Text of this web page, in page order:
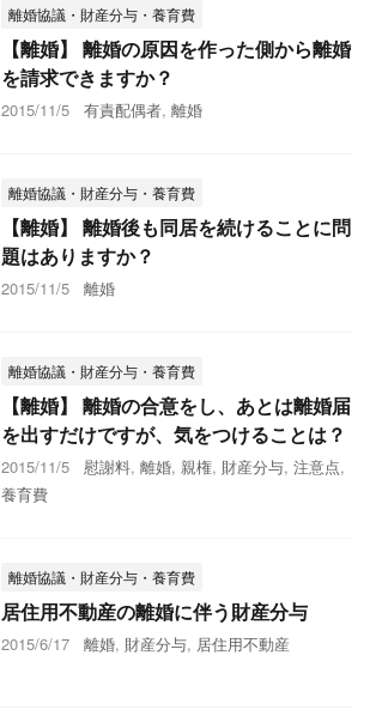
離婚協議・財産分与・養育費
【離婚】 離婚の原因を作った側から離婚
を請求できますか？
2015/11/5 有責配偶者, 離婚
離婚協議・財産分与・養育費
【離婚】 離婚後も同居を続けることに問
題はありますか？
2015/11/5 離婚
離婚協議・財産分与・養育費
【離婚】 離婚の合意をし、あとは離婚届
を出すだけですが、気をつけることは？
2015/11/5 慰謝料, 離婚, 親権, 財産分与, 注意点,
養育費
離婚協議・財産分与・養育費
居住用不動産の離婚に伴う財産分与
2015/6/17 離婚, 財産分与, 居住用不動産